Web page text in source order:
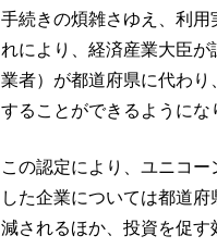
手続きの煩雑さゆえ、利
れにより、経済産業大臣
業者）が都道府県に代わ
することができるようにな
この認定により、ユニコ
した企業については都道
減されるほか、投資を促